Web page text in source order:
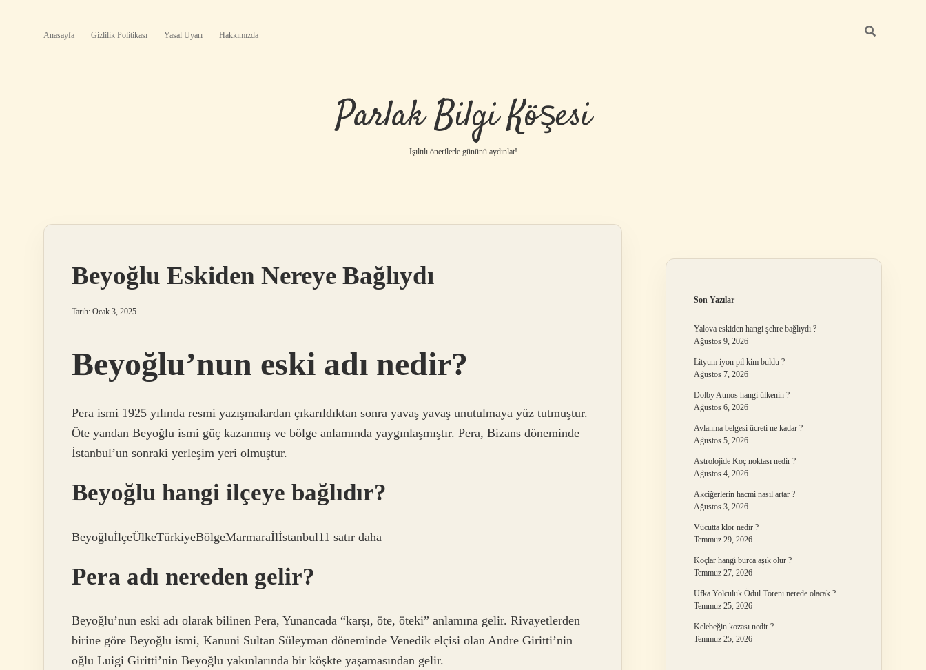
Anasayfa Gizlilik Politikası Yasal Uyarı Hakkımızda
Parlak Bilgi Köşesi
Işıltılı önerilerle gününü aydınlat!
Beyoğlu Eskiden Nereye Bağlıydı
Tarih: Ocak 3, 2025
Beyoğlu’nun eski adı nedir?
Pera ismi 1925 yılında resmi yazışmalardan çıkarıldıktan sonra yavaş yavaş unutulmaya yüz tutmuştur.
Öte yandan Beyoğlu ismi güç kazanmış ve bölge anlamında yaygınlaşmıştır. Pera, Bizans döneminde
İstanbul’un sonraki yerleşim yeri olmuştur.
Beyoğlu hangi ilçeye bağlıdır?
BeyoğluİlçeÜlkeTürkiyeBölgeMarmaraİlİstanbul11 satır daha
Pera adı nereden gelir?
Beyoğlu’nun eski adı olarak bilinen Pera, Yunancada “karşı, öte, öteki” anlamına gelir. Rivayetlerden
birine göre Beyoğlu ismi, Kanuni Sultan Süleyman döneminde Venedik elçisi olan Andre Giritti’nin
oğlu Luigi Giritti’nin Beyoğlu yakınlarında bir köşkte yaşamasından gelir.
Son Yazılar
Yalova eskiden hangi şehre bağlıydı ?
Ağustos 9, 2026
Lityum iyon pil kim buldu ?
Ağustos 7, 2026
Dolby Atmos hangi ülkenin ?
Ağustos 6, 2026
Avlanma belgesi ücreti ne kadar ?
Ağustos 5, 2026
Astrolojide Koç noktası nedir ?
Ağustos 4, 2026
Akciğerlerin hacmi nasıl artar ?
Ağustos 3, 2026
Vücutta klor nedir ?
Temmuz 29, 2026
Koçlar hangi burca aşık olur ?
Temmuz 27, 2026
Ufka Yolculuk Ödül Töreni nerede olacak ?
Temmuz 25, 2026
Kelebeğin kozası nedir ?
Temmuz 25, 2026